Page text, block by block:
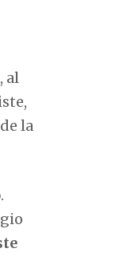
al
la
.